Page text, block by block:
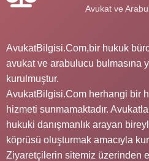
Avukat ve
AvukatBilgisi.Com,bir hukuk
avukat ve arabulucu bulmasına
kurulmuştur.
AvukatBilgisi.Com herhangi bir
hizmeti sunmamaktadır.
hukuki danışmanlık arayan
köprüsü oluşturmak amacıyla
Ziyaretçilerin sitemiz üzerinden